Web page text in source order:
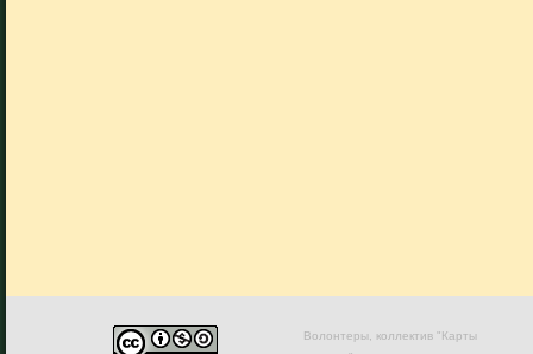
Волонтеры, коллектив "Карты